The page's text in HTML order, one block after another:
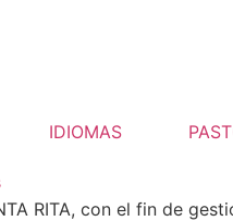
IDIOMAS
RITA, con el fin de